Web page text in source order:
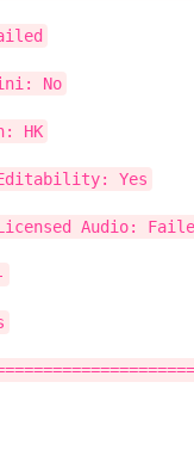
: No
: HK
: Yes
Audio: